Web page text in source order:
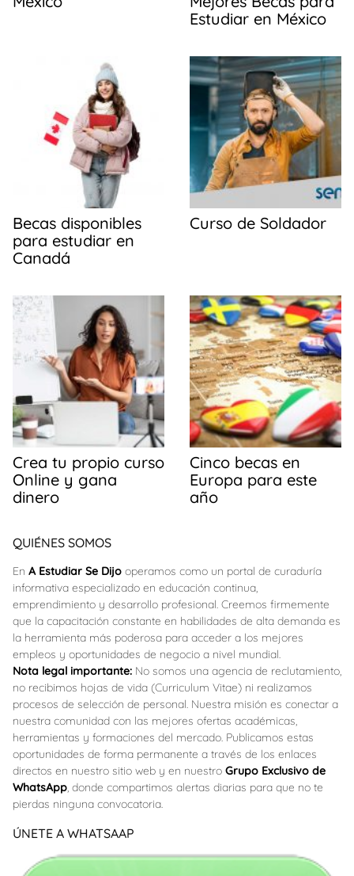
Estudiar en México
Becas disponibles
para estudiar en
Canadá
Curso de Soldador
Crea tu propio curso
Online y gana
dinero
Cinco becas en
Europa para este
año
QUIÉNES SOMOS
En A Estudiar Se Dijo operamos como un portal de curaduría
informativa especializado en educación continua,
emprendimiento y desarrollo profesional. Creemos firmemente
que la capacitación constante en habilidades de alta demanda es
la herramienta más poderosa para acceder a los mejores
empleos y oportunidades de negocio a nivel mundial.
Nota legal importante: No somos una agencia de reclutamiento,
no recibimos hojas de vida (Curriculum Vitae) ni realizamos
procesos de selección de personal. Nuestra misión es conectar a
nuestra comunidad con las mejores ofertas académicas,
herramientas y formaciones del mercado. Publicamos estas
oportunidades de forma permanente a través de los enlaces
directos en nuestro sitio web y en nuestro Grupo Exclusivo de
WhatsApp, donde compartimos alertas diarias para que no te
pierdas ninguna convocatoria.
ÚNETE A WHATSAAP